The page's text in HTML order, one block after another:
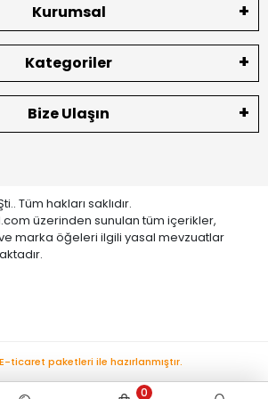
Kurumsal
Kategoriler
Bize Ulaşın
Tüm hakları saklıdır.
üzerinden sunulan tüm içerikler,
marka öğeleri ilgili yasal mevzuatlar
0
ticaret paketleri ile hazırlanmıştır.